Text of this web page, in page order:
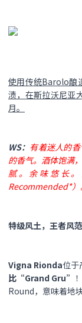
使用传统Barolo酿
渍，在斯拉沃尼亚
月。
WS： 有着迷人的
的香气。酒体饱满
腻。余味悠长
Recommended*）
特级风土，王者风范
Vigna Rionda位
比“Grand Gru”
Round，意味着地